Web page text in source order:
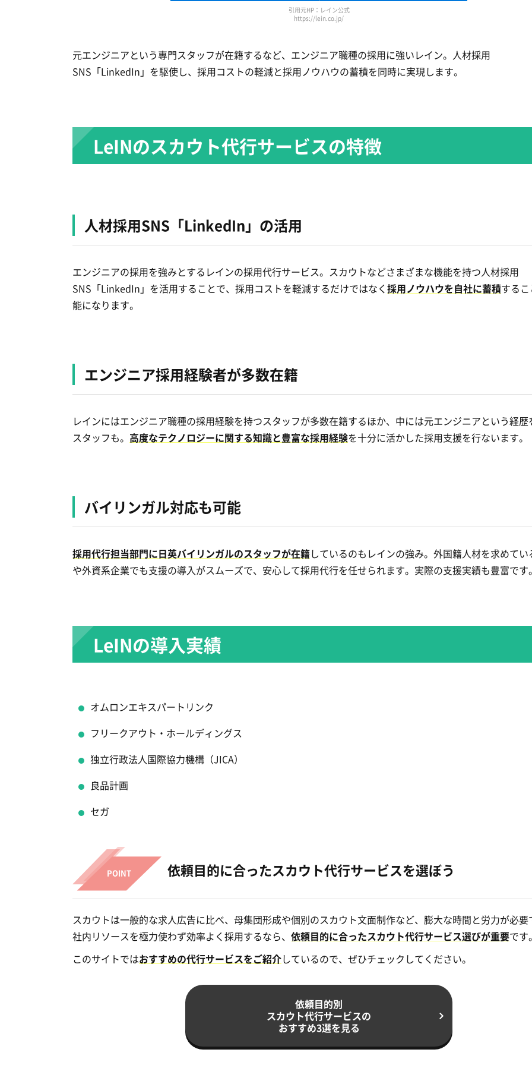
引用元HP：レイン公式
https://lein.co.jp/
元エンジニアという専門スタッフが在籍するなど、エンジニア職種の採用に強いレイン。人材採用
SNS「LinkedIn」を駆使し、採用コストの軽減と採用ノウハウの蓄積を同時に実現します。
LeINのスカウト代行サービスの特徴
人材採用SNS「LinkedIn」の活用
エンジニアの採用を強みとするレインの採用代行サービス。スカウトなどさまざまな機能を持つ人材採用
SNS「LinkedIn」を活用することで、採用コストを軽減するだけではなく 採用ノウハウを自社に蓄積する
能になります。
エンジニア採用経験者が多数在籍
レインにはエンジニア職種の採用経験を持つスタッフが多数在籍するほか、中には元エンジニアという経歴
スタッフも。 高度なテクノロジーに関する知識と豊富な採用経験を十分に活かした採用支援を行ないます。
バイリンガル対応も可能
採用代行担当部門に日英バイリンガルのスタッフが在籍しているのもレインの強み。外国籍人材を求めてい
や外資系企業でも支援の導入がスムーズで、安心して採用代行を任せられます。実際の支援実績も豊富です。
LeINの導入実績
オムロンエキスパートリンク
フリークアウト・ホールディングス
独立行政法人国際協力機構（JICA）
良品計画
セガ
依頼目的に合ったスカウト代行サービスを選ぼう
スカウトは一般的な求人広告に比べ、母集団形成や個別のスカウト文面制作など、膨大な時間と労力が必要
社内リソースを極力使わず効率よく採用するなら、 依頼目的に合ったスカウト代行サービス選びが重要です。
このサイトではおすすめの代行サービスをご紹介しているので、ぜひチェックしてください。
依頼目的別
スカウト代行サービスの
おすすめ3選を見る